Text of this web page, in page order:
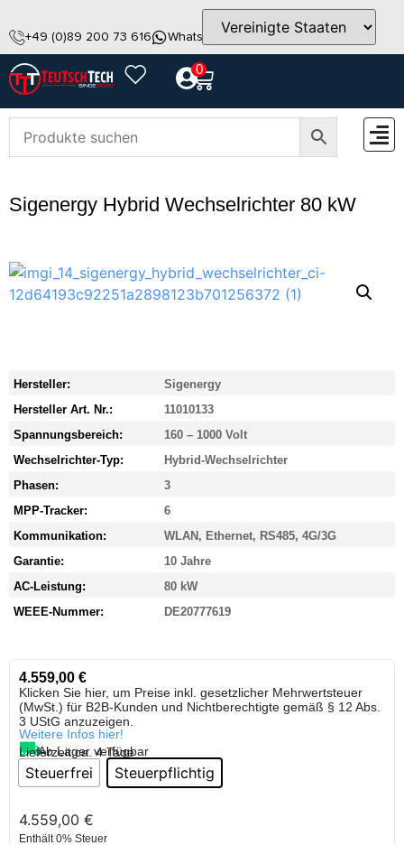
+49 (0)89 200 73 616 WhatsApp info@teutschtech.com
0
Sigenergy Hybrid Wechselrichter 80 kW
Hersteller:
Sigenergy
Hersteller Art. Nr.:
11010133
Spannungsbereich:
160 – 1000 Volt
Wechselrichter-Typ:
Hybrid-Wechselrichter
Phasen:
3
MPP-Tracker:
6
Kommunikation:
WLAN, Ethernet, RS485, 4G/3G
Garantie:
10 Jahre
AC-Leistung:
80 kW
WEEE-Nummer:
DE20777619
4.559,00 €
Klicken Sie hier, um Preise inkl. gesetzlicher Mehrwertsteuer
(MwSt.) für B2B-Kunden und Nichtberechtigte gemäß § 12 Abs.
3 UStG anzuzeigen.
Weitere Infos hier!
Ab Lager verfügbar
Lieferzeit:ca. 4 Tage
Steuerfrei Steuerpflichtig
4.559,00 €
Enthält 0% Steuer